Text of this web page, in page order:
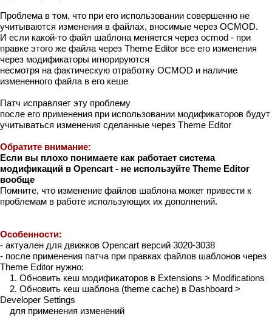
Проблема в том, что при его использовании совершенно не
учитываются изменения в файлах, вносимые через OCMOD.
И если какой-то файл шаблона меняется через ocmod - при
правке этого же файла через Theme Editor все его изменения
через модификаторы игнорируются
несмотря на фактическую отработку OCMOD и наличие
измененного файла в его кеше
Патч исправляет эту проблему
после его применения при использовании модификаторов будут
учитываться изменения сделанные через Theme Editor
Обратите внимание:
Если вы плохо понимаете как работает система
модификаций в Opencart - не используйте Theme Editor
вообще
Помните, что изменение файлов шаблона может привести к
проблемам в работе использующих их дополнений.
Особенности:
- актуален для движков Opencart версий 3020-3038
- после применения патча при правках файлов шаблонов через
Theme Editor нужно:
1. Обновить кеш модификаторов в Extensions > Modifications
2. Обновить кеш шаблона (theme cache) в Dashboard >
Developer Settings
для применения изменений